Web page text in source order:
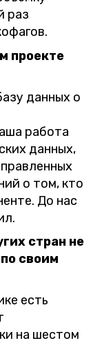
раз
проекте
данных о
работа
данных,
о том, кто
До нас
стран не
своим
есть
на шестом